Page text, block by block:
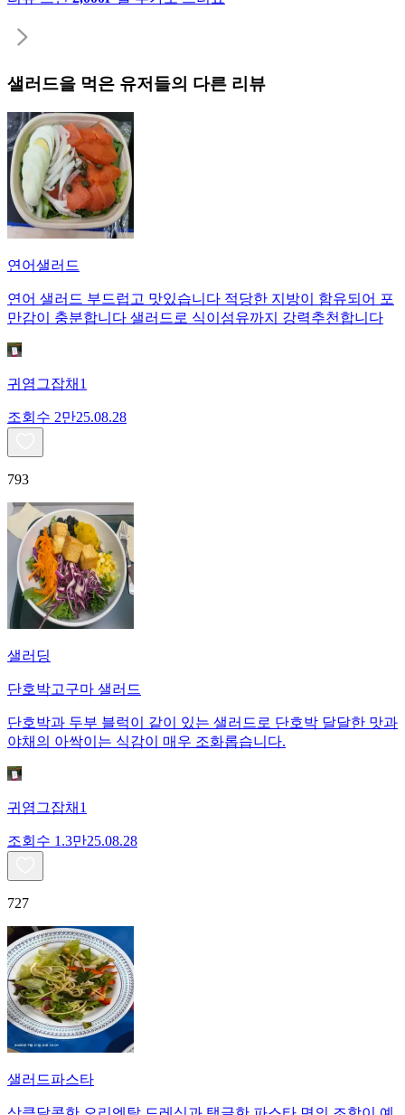
샐러드을 먹은 유저들의 다른 리뷰
연어샐러드
연어 샐러드 부드럽고 맛있습니다 적당한 지방이 함유되어 포
만감이 충분합니다 샐러드로 식이섬유까지 강력추천합니다
귀염그잡채1
조회수 2만25.08.28
793
샐러딩
단호박고구마 샐러드
단호박과 두부 블럭이 같이 있는 샐러드로 단호박 달달한 맛과
야채의 아싹이는 식감이 매우 조화롭습니다.
귀염그잡채1
조회수 1.3만25.08.28
727
샐러드파스타